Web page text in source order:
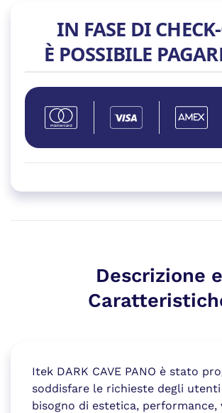
3.0
ATX
quantità
IN FASE DI
È POSSIBILE
Descrizione e
Itek DARK CAVE PANO è stato
soddisfare le richieste degli
bisogno di estetica, performance,